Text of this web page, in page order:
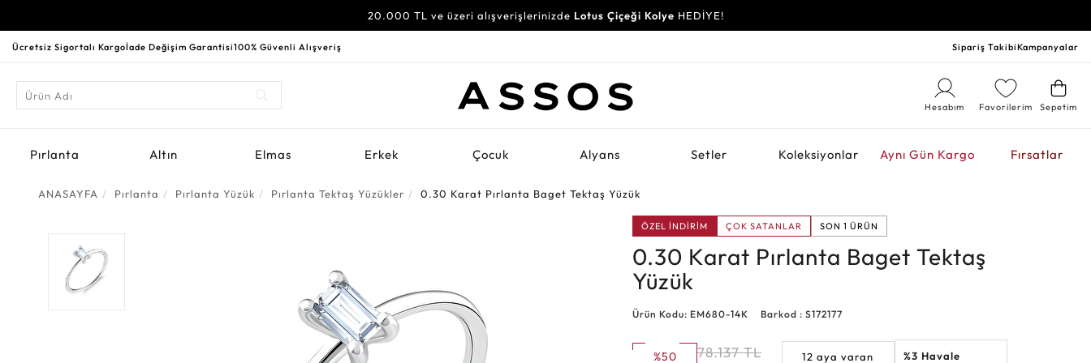
20.000 TL ve üzeri alışverişlerinizde Lotus Çiçeği Kolye HEDİYE!
Ücretsiz Sigortalı Kargoİade Değişim Garantisi100% Güvenli Alışveriş Sipariş TakibiKampanyalar
Sepetim
Favorilerim
Hesabım
Pırlanta Altın Elmas Erkek Çocuk Alyans Setler Koleksiyonlar Aynı Gün Kargo Fırsatlar
ANASAYFA Pırlanta Pırlanta Yüzük Pırlanta Tektaş Yüzükler 0.30 Karat Pırlanta Baget Tektaş Yüzük
ÖZEL İNDİRİM ÇOK SATANLAR SON 1 ÜRÜN
0.30 Karat Pırlanta Baget Tektaş
Yüzük
Ürün Kodu: EM680-14K Barkod : S172177
%50
78.137 TL
12 aya varan
%3 Havale